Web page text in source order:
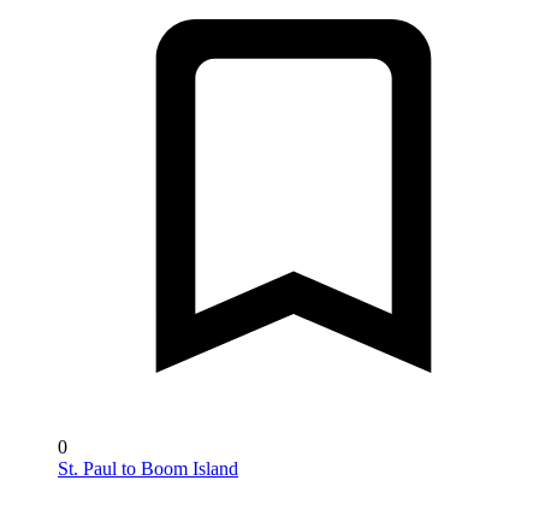
0
St. Paul to Boom Island